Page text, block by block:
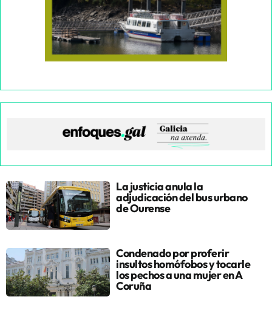
La justicia anula la
adjudicación del bus urbano
de Ourense
Condenado por proferir
insultos homófobos y tocarle
los pechos a una mujer en A
Coruña